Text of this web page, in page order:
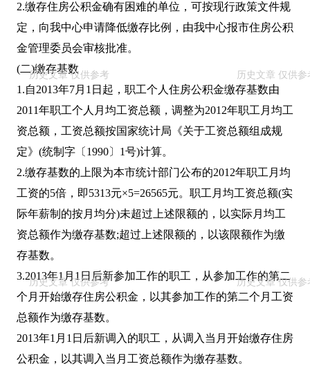
2.缴存住房公积金确有困难的单位，可按现行政策文件规
定，向我中心申请降低缴存比例，由我中心报市住房公积
金管理委员会审核批准。
(二)缴存基数
1.自2013年7月1日起，职工个人住房公积金缴存基数由
2011年职工个人月均工资总额，调整为2012年职工月均工
资总额，工资总额按国家统计局《关于工资总额组成规
定》(统制字〔1990〕1号)计算。
2.缴存基数的上限为本市统计部门公布的2012年职工月均
工资的5倍，即5313元×5=26565元。职工月均工资总额(实
际年薪制的按月均分)未超过上述限额的，以实际月均工
资总额作为缴存基数;超过上述限额的，以该限额作为缴
存基数。
3.2013年1月1日后新参加工作的职工，从参加工作的第二
个月开始缴存住房公积金，以其参加工作的第二个月工资
总额作为缴存基数。
2013年1月1日后新调入的职工，从调入当月开始缴存住房
公积金，以其调入当月工资总额作为缴存基数。